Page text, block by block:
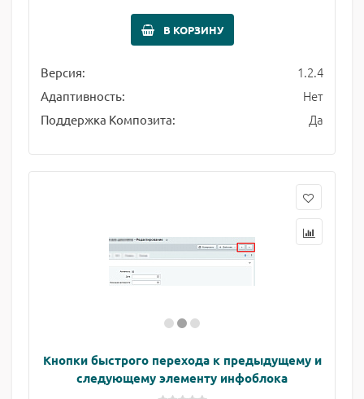
В КОРЗИНУ
Версия: 1.2.4
Адаптивность: Нет
Поддержка Композита: Да
Кнопки быстрого перехода к предыдущему и
следующему элементу инфоблока